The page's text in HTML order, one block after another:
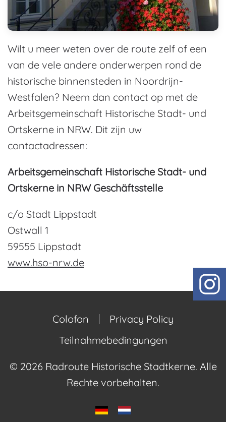
Wilt u meer weten over de route zelf of een
van de vele andere onderwerpen rond de
historische binnensteden in Noordrijn-
Westfalen? Neem dan contact op met de
Arbeitsgemeinschaft Historische Stadt- und
Ortskerne in NRW. Dit zijn uw
contactadressen:
Arbeitsgemeinschaft Historische Stadt- und
Ortskerne in NRW Geschäftsstelle
c/o Stadt Lippstadt
Ostwall 1
59555 Lippstadt
www.hso-nrw.de
Colofon
Privacy Policy
Teilnahmebedingungen
© 2026 Radroute Historische Stadtkerne. Alle
Rechte vorbehalten.